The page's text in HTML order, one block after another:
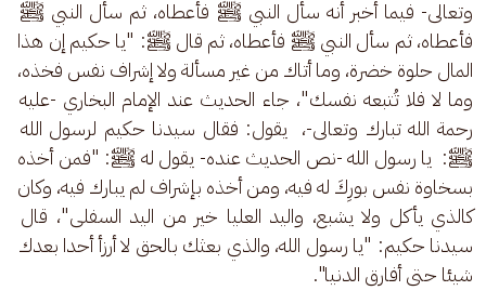
وتعالى- فيما أخبر أنه سأل النبي ﷺ فأعطاه، ثم سأل النبي ﷺ
فأعطاه، ثم سأل النبي ﷺ فأعطاه، ثم قال ﷺ: "يا حكيم إن هذا
المال حلوة خضرة، وما أتاك من غير مسألة ولا إشراف نفس فخذه،
وما لا فلا تُتبعه نفسك"، جاء الحديث عند الإمام البخاري -عليه
رحمة الله تبارك وتعالى-،  يقول: فقال سيدنا حكيم لرسول الله
ﷺ:  يا رسول الله -نص الحديث عنده- يقول له ﷺ: "فمن أخذه
بسخاوة نفس بورِكَ له فيه، ومن أخذه بإشراف لم يبارك فيه، وكان
كالذي يأكل ولا يشبع، واليد العليا خير من اليد السفلى"، قال
سيدنا حكيم: "يا رسول الله، والذي بعثك بالحق لا أرزأ أحدا بعدك
شيئا حتى أفارق الدنيا".